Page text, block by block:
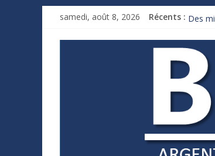
samedi, août 8, 2026 Récents :
Des
Xavier
Ruée